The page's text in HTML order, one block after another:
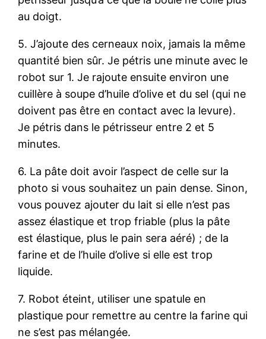
au doigt.
5. J’ajoute des cerneaux noix, jamais la même
quantité bien sûr. Je pétris une minute avec le
robot sur 1. Je rajoute ensuite environ une
cuillère à soupe d’huile d’olive et du sel (qui ne
doivent pas être en contact avec la levure).
Je pétris dans le pétrisseur entre 2 et 5
minutes.
6. La pâte doit avoir l’aspect de celle sur la
photo si vous souhaitez un pain dense. Sinon,
vous pouvez ajouter du lait si elle n’est pas
assez élastique et trop friable (plus la pâte
est élastique, plus le pain sera aéré) ; de la
farine et de l’huile d’olive si elle est trop
liquide.
7. Robot éteint, utiliser une spatule en
plastique pour remettre au centre la farine qui
ne s’est pas mélangée.